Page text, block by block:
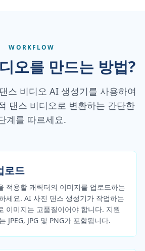
WORKFLOW
오를 만드는 방법?
스 비디오 AI 생성기를 사용하여
댄스 비디오로 변환하는 간단한
계를 따르세요.
로드
적용할 캐릭터의 이미지를 업로드하는
세요. AI 사진 댄스 생성기가 작업하는
이미지는 고품질이어야 합니다. 지원
JPEG, JPG 및 PNG가 포함됩니다.